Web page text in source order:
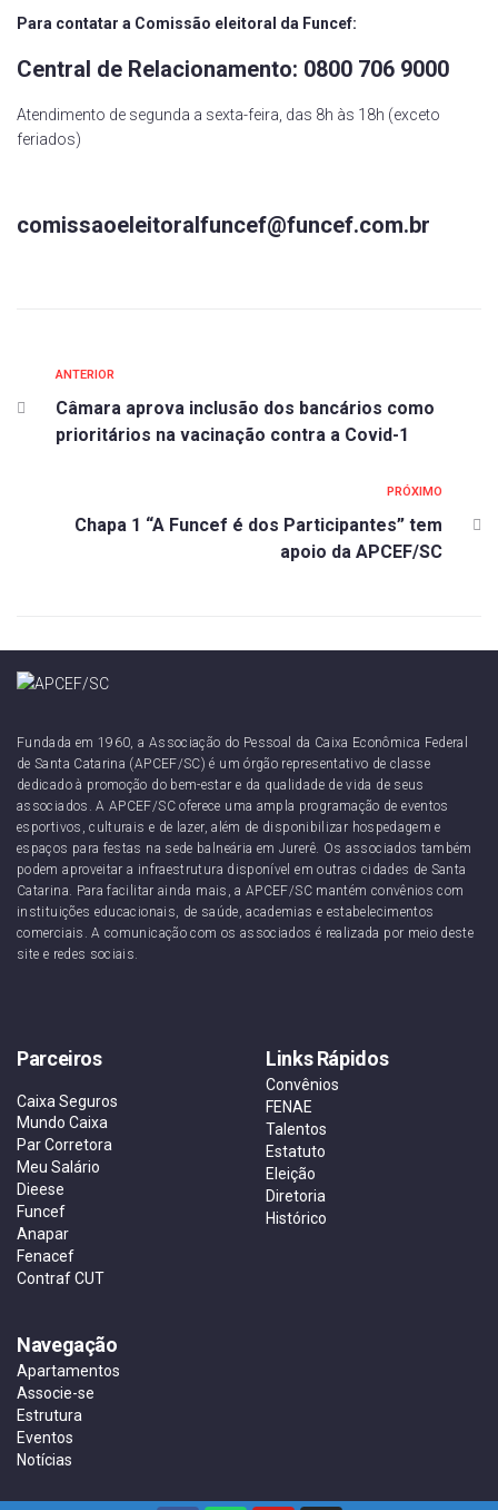
Para contatar a Comissão eleitoral da Funcef:
Central de Relacionamento: 0800 706 9000
Atendimento de segunda a sexta-feira, das 8h às 18h (exceto
feriados)
comissaoeleitoralfuncef@funcef.com.br
ANTERIOR
Câmara aprova inclusão dos bancários como
prioritários na vacinação contra a Covid-1
PRÓXIMO
Chapa 1 “A Funcef é dos Participantes” tem
apoio da APCEF/SC
Fundada em 1960, a Associação do Pessoal da Caixa Econômica Federal
de Santa Catarina (APCEF/SC) é um órgão representativo de classe
dedicado à promoção do bem-estar e da qualidade de vida de seus
associados. A APCEF/SC oferece uma ampla programação de eventos
esportivos, culturais e de lazer, além de disponibilizar hospedagem e
espaços para festas na sede balneária em Jurerê. Os associados também
podem aproveitar a infraestrutura disponível em outras cidades de Santa
Catarina. Para facilitar ainda mais, a APCEF/SC mantém convênios com
instituições educacionais, de saúde, academias e estabelecimentos
comerciais. A comunicação com os associados é realizada por meio deste
site e redes sociais.
Parceiros
Caixa Seguros
Mundo Caixa
Par Corretora
Meu Salário
Dieese
Funcef
Anapar
Fenacef
Contraf CUT
Links Rápidos
Convênios
FENAE
Talentos
Estatuto
Eleição
Diretoria
Histórico
Navegação
Apartamentos
Associe-se
Estrutura
Eventos
Notícias